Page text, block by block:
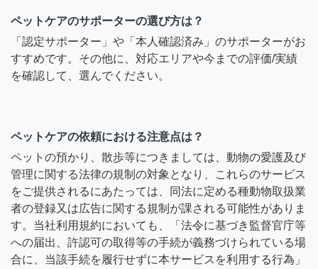
ペットケアのサポーターの選び方は？
「認定サポーター」や「本人確認済み」のサポーターがお
すすめです。その他に、対応エリアや今までの評価/実績
を確認して、選んでください。
ペットケアの依頼における注意点は？
ペットの預かり、散歩等につきましては、動物の愛護及び
管理に関する法律の規制の対象となり、これらのサービス
をご提供されるにあたっては、同法に定める種動物取扱業
者の登録又は広告に関する規制が課される可能性がありま
す。当社利用規約においても、「法令に基づき監督官庁等
への届出、許認可の取得等の手続が義務づけられている場
合に、当該手続を履行せずに本サービスを利用する行為」